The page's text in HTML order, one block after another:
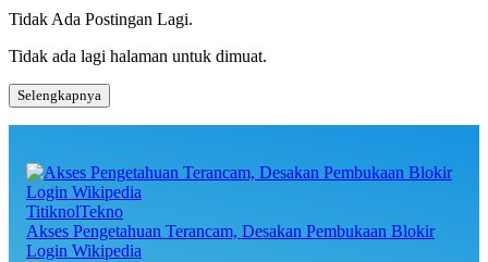
Tidak Ada Postingan Lagi.
Tidak ada lagi halaman untuk dimuat.
Selengkapnya
TitiknolTekno
Akses Pengetahuan Terancam, Desakan Pembukaan Blokir
Login Wikipedia